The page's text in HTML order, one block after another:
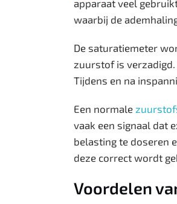
apparaat veel
waarbij de
De saturatiemeter
zuurstof is
Tijdens en na
Een normale
vaak een signaal dat
belasting te doseren
deze correct wordt
Voordelen